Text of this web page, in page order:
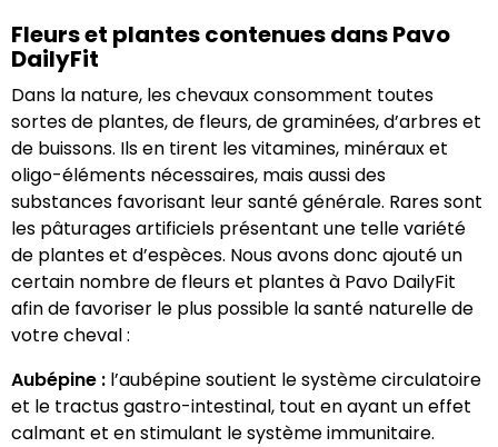
Fleurs et plantes contenues dans Pavo
DailyFit
Dans la nature, les chevaux consomment toutes
sortes de plantes, de fleurs, de graminées, d’arbres et
de buissons. Ils en tirent les vitamines, minéraux et
oligo-éléments nécessaires, mais aussi des
substances favorisant leur santé générale. Rares sont
les pâturages artificiels présentant une telle variété
de plantes et d’espèces. Nous avons donc ajouté un
certain nombre de fleurs et plantes à Pavo DailyFit
afin de favoriser le plus possible la santé naturelle de
votre cheval :
Aubépine : l’aubépine soutient le système circulatoire
et le tractus gastro-intestinal, tout en ayant un effet
calmant et en stimulant le système immunitaire.